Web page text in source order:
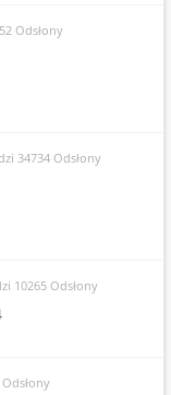
Odsłony
34734 Odsłony
10265 Odsłony